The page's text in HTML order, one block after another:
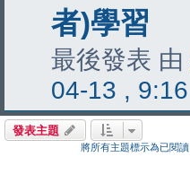
者)學習
最後發表 由
04-13 , 9:16
發表主題
將所有主題標示為已閱讀